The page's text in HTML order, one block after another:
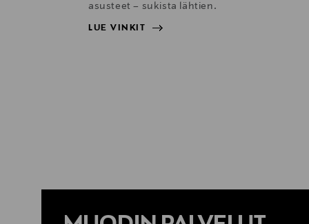
asusteet – sukista lähtien.
LUE VINKIT